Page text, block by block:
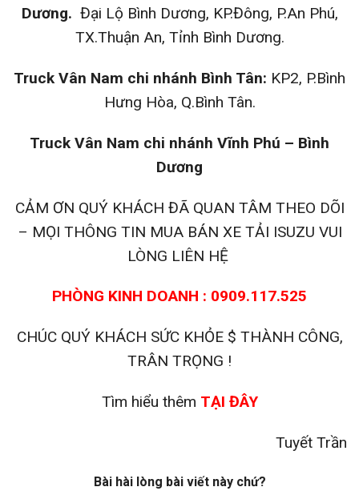
Dương. Đại Lộ Bình Dương, KP.Đông, P.An Phú,
TX.Thuận An, Tỉnh Bình Dương.
Truck Vân Nam chi nhánh Bình Tân: KP2, P.Bình
Hưng Hòa, Q.Bình Tân.
Truck Vân Nam chi nhánh Vĩnh Phú – Bình
Dương
CẢM ƠN QUÝ KHÁCH ĐÃ QUAN TÂM THEO DÕI
– MỌI THÔNG TIN MUA BÁN XE TẢI ISUZU VUI
LÒNG LIÊN HỆ
PHÒNG KINH DOANH : 0909.117.525
CHÚC QUÝ KHÁCH SỨC KHỎE $ THÀNH CÔNG,
TRÂN TRỌNG !
Tìm hiểu thêm TẠI ĐÂY
Tuyết Trần
Bài hài lòng bài viết này chứ?